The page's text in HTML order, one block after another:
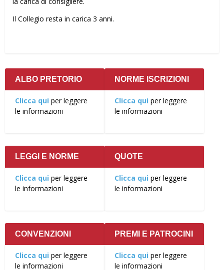
Il Collegio resta in carica 3 anni.
ALBO PRETORIO
Clicca qui per leggere
le informazioni
NORME ISCRIZIONI
Clicca qui per leggere
le informazioni
LEGGI E NORME
Clicca qui per leggere
le informazioni
QUOTE
Clicca qui per leggere
le informazioni
CONVENZIONI
Clicca qui per leggere
le informazioni
PREMI E PATROCINI
Clicca qui per leggere
le informazioni